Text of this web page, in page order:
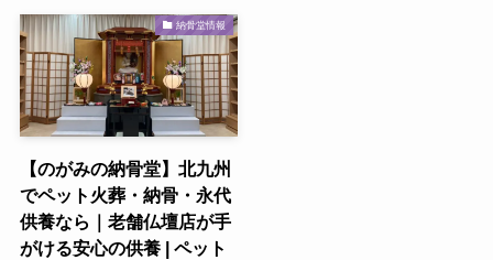
納骨堂情報
【のがみの納骨堂】北九州
でペット火葬・納骨・永代
供養なら｜老舗仏壇店が手
がける安心の供養 | ペット